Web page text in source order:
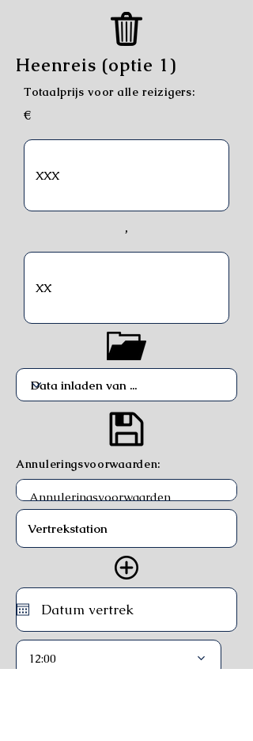
Heenreis (optie 1)
Totaalprijs voor alle reizigers:
€
,
Annuleringsvoorwaarden:
12:00